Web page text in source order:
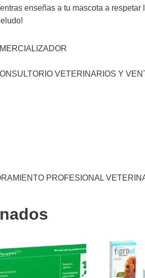
enseñas a tu mascota a
VETERINARIOS Y
PROFESIONAL